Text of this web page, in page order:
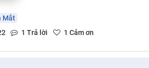
Mắt
1 Trả lời 1 Cảm ơn